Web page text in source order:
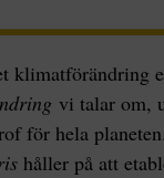
klimatförändring
vi talar om,
för hela
håller på att